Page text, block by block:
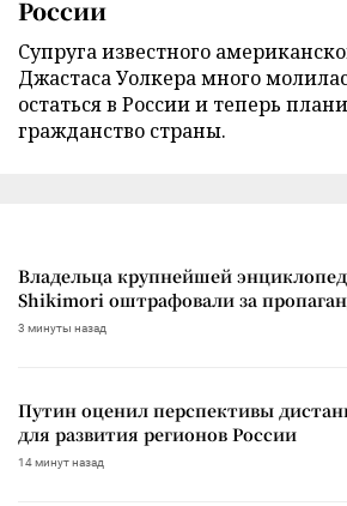
России
Супруга известного
Джастаса Уолкера много
остаться в России и теперь
гражданство страны.
Владельца крупнейшей
Shikimori оштрафовали за
3 минуты назад
Путин оценил перспективы
для развития регионов России
14 минут назад